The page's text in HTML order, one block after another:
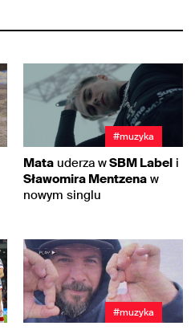
#muzyka
Mata uderza wSBM Label i
Sławomira Mentzena w
nowym singlu
#muzyka